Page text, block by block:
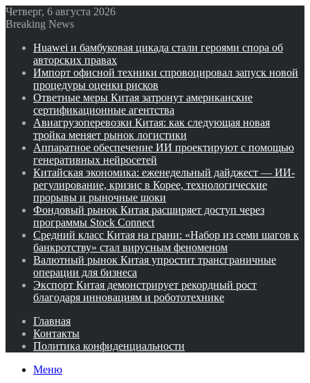
Четверг, 6 августа 2026
Breaking News
Huawei и бамбуковая цикада стали героями спора об
авторских правах
Импорт офисной техники спровоцировал запуск новой
процедуры оценки рисков
Ответные меры Китая затронут американские
сертификационные агентства
Авиагрузоперевозки Китая: как следующая новая
тройка меняет рынок логистики
Аппаратное обеспечение ИИ проектируют с помощью
генеративных нейросетей
Китайская экономика: еженедельный дайджест — ИИ-
регулирование, кризис в Корее, технологические
прорывы и рыночные шоки
Фондовый рынок Китая расширяет доступ через
программы Stock Connect
Средний класс Китая на грани: «Набор из семи шагов к
банкротству» стал вирусным феноменом
Валютный рынок Китая упростит трансграничные
операции для бизнеса
Экспорт Китая демонстрирует рекордный рост
благодаря инновациям и робототехнике
Главная
Контакты
Политика конфиденциальности
Меню